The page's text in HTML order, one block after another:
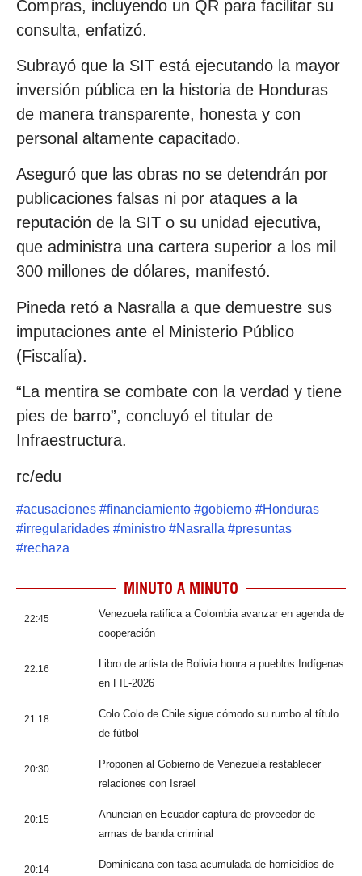
Compras, incluyendo un QR para facilitar su
consulta, enfatizó.
Subrayó que la SIT está ejecutando la mayor
inversión pública en la historia de Honduras
de manera transparente, honesta y con
personal altamente capacitado.
Aseguró que las obras no se detendrán por
publicaciones falsas ni por ataques a la
reputación de la SIT o su unidad ejecutiva,
que administra una cartera superior a los mil
300 millones de dólares, manifestó.
Pineda retó a Nasralla a que demuestre sus
imputaciones ante el Ministerio Público
(Fiscalía).
“La mentira se combate con la verdad y tiene
pies de barro”, concluyó el titular de
Infraestructura.
rc/edu
#acusaciones #financiamiento #gobierno #Honduras
#irregularidades #ministro #Nasralla #presuntas
#rechaza
MINUTO A MINUTO
22:45
Venezuela ratifica a Colombia avanzar en agenda de
cooperación
22:16
Libro de artista de Bolivia honra a pueblos Indígenas
en FIL-2026
21:18
Colo Colo de Chile sigue cómodo su rumbo al título
de fútbol
20:30
Proponen al Gobierno de Venezuela restablecer
relaciones con Israel
20:15
Anuncian en Ecuador captura de proveedor de
armas de banda criminal
20:14
Dominicana con tasa acumulada de homicidios de